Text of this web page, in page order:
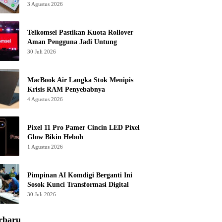
3 Agustus 2026
Telkomsel Pastikan Kuota Rollover
Aman Pengguna Jadi Untung
30 Juli 2026
MacBook Air Langka Stok Menipis
Krisis RAM Penyebabnya
4 Agustus 2026
Pixel 11 Pro Pamer Cincin LED Pixel
Glow Bikin Heboh
1 Agustus 2026
Pimpinan AI Komdigi Berganti Ini
Sosok Kunci Transformasi Digital
30 Juli 2026